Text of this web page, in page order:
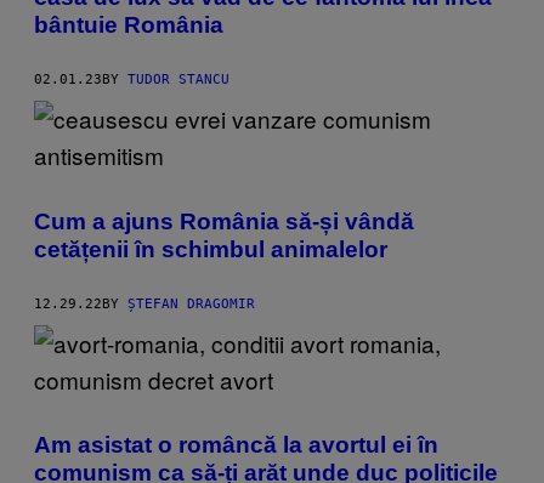
bântuie România
02.01.23BY TUDOR STANCU
Cum a ajuns România să-și vândă
cetățenii în schimbul animalelor
12.29.22BY ȘTEFAN DRAGOMIR
Am asistat o româncă la avortul ei în
comunism ca să-ți arăt unde duc politicile